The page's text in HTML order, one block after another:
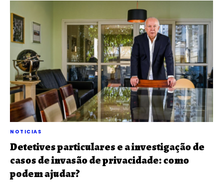
NOTICIAS
Detetives particulares e a investigação de
casos de invasão de privacidade: como
podem ajudar?